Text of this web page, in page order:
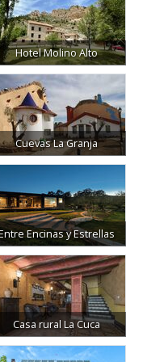
Hotel Molino Alto
Cuevas La Granja
Encinas y Estrellas
Casa rural La Cuca